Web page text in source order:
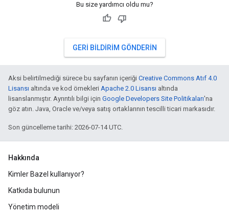
Bu size yardımcı oldu mu?
GERI BILDIRIM GÖNDERIN
Aksi belirtilmediği sürece bu sayfanın içeriği Creative Commons Atıf 4.0
Lisansı altında ve kod örnekleri Apache 2.0 Lisansı altında
lisanslanmıştır. Ayrıntılı bilgi için Google Developers Site Politikaları'na
göz atın. Java, Oracle ve/veya satış ortaklarının tescilli ticari markasıdır.
Son güncelleme tarihi: 2026-07-14 UTC.
Hakkında
Kimler Bazel kullanıyor?
Katkıda bulunun
Yönetim modeli